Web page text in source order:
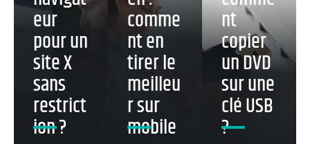
eur
pour un
site X
sans
restrict
ion ?
comme
nt en
tirer le
meilleu
r sur
mobile
nt
copier
un DVD
sur une
clé USB
?